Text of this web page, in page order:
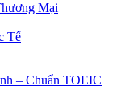
Mại
Tế
– Chuẩn TOEIC